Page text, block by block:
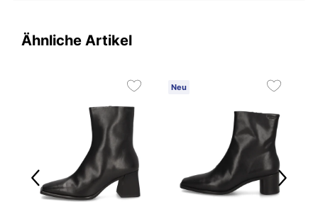
Ähnliche Artikel
Neu